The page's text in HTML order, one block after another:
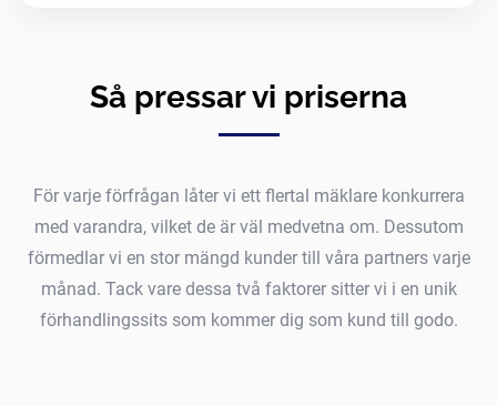
Så pressar vi priserna
För varje förfrågan låter vi ett flertal mäklare konkurrera
med varandra, vilket de är väl medvetna om. Dessutom
förmedlar vi en stor mängd kunder till våra partners varje
månad. Tack vare dessa två faktorer sitter vi i en unik
förhandlingssits som kommer dig som kund till godo.